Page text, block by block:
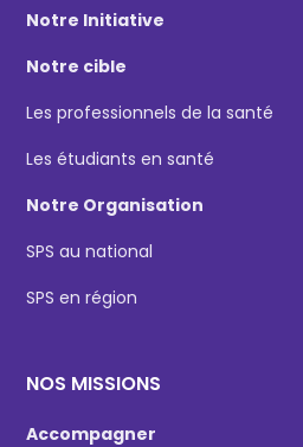
Notre Initiative
Notre cible
Les professionnels de la santé
Les étudiants en santé
Notre Organisation
SPS au national
SPS en région
NOS MISSIONS
Accompagner